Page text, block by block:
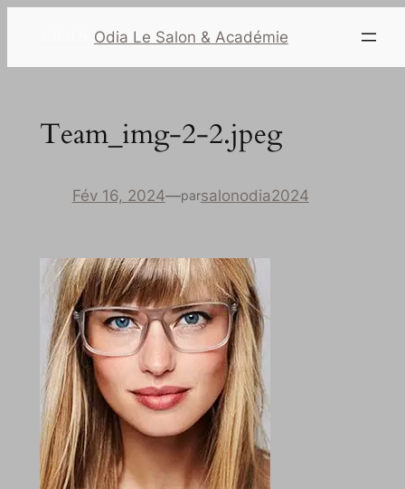
Odia Le Salon & Académie
Team_img-2-2.jpeg
Fév 16, 2024—parsalonodia2024